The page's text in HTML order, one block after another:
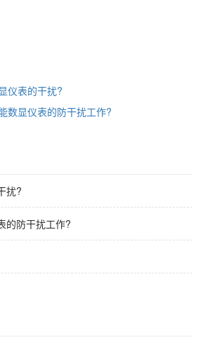
仪表的干扰?
数显仪表的防干扰工作?
扰?
的防干扰工作?